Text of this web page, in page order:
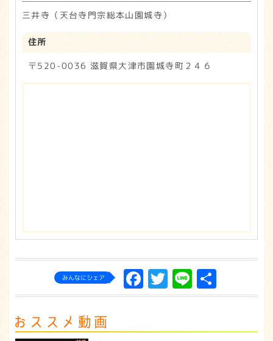
三井寺（天台寺門宗総本山園城寺）
住所
〒520-0036 滋賀県大津市園城寺町２４６
みんなにシェア Facebook
Twitter
Line
有